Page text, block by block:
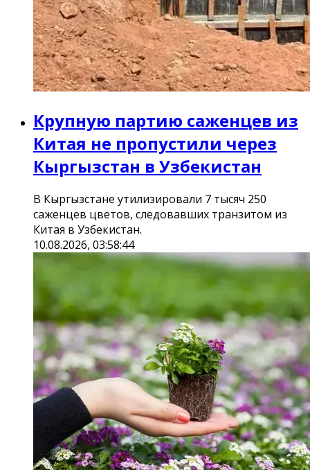
Крупную партию саженцев из
Китая не пропустили через
Кыргызстан в Узбекистан
В Кыргызстане утилизировали 7 тысяч 250
саженцев цветов, следовавших транзитом из
Китая в Узбекистан.
10.08.2026, 03:58:44